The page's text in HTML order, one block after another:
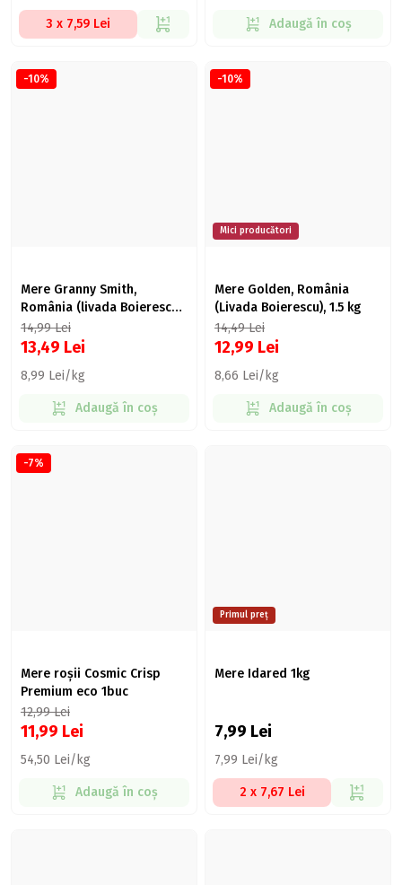
3 x 7,59 Lei Adaugă în coș
-10%
Mere Granny Smith,
România (livada Boierescu),
1.5kg
14,99Lei
13,49 Lei
8,99 Lei/kg
Adaugă în coș
-10%
Mici producători
Mere Golden, România
(Livada Boierescu), 1.5 kg
14,49Lei
12,99 Lei
8,66 Lei/kg
Adaugă în coș
-7%
Mere roșii Cosmic Crisp
Premium eco 1buc
12,99Lei
11,99 Lei
54,50 Lei/kg
Adaugă în coș
Primul preț
Mere Idared 1kg
7,99 Lei
7,99 Lei/kg
2 x 7,67 Lei